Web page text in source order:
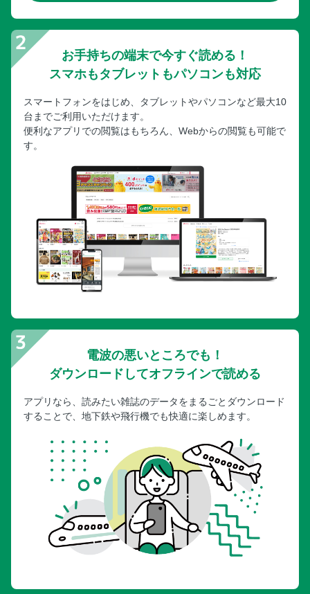
お手持ちの端末で今すぐ読める！
スマホもタブレットもパソコンも対応
スマートフォンをはじめ、タブレットやパソコンなど最大10
台までご利用いただけます。
便利なアプリでの閲覧はもちろん、Webからの閲覧も可能で
す。
電波の悪いところでも！
ダウンロードしてオフラインで読める
アプリなら、読みたい雑誌のデータをまるごとダウンロード
することで、地下鉄や飛行機でも快適に楽しめます。